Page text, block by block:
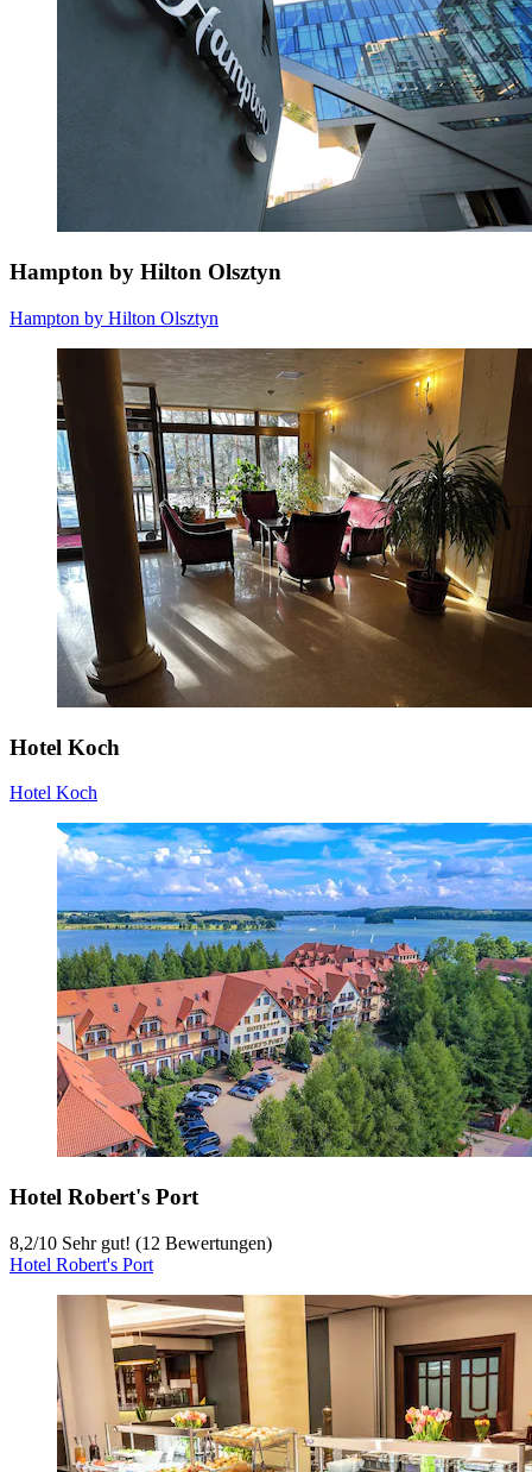
Hampton by Hilton Olsztyn
Hampton by Hilton Olsztyn
Hotel Koch
Hotel Koch
Hotel Robert's Port
8,2/10 Sehr gut! (12 Bewertungen)
Hotel Robert's Port